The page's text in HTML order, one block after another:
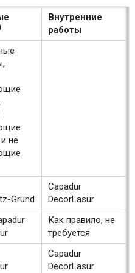
Внутренние
работы
не
Grund
Capadur
DecorLasur
Как правило, не
требуется
Capadur
DecorLasur